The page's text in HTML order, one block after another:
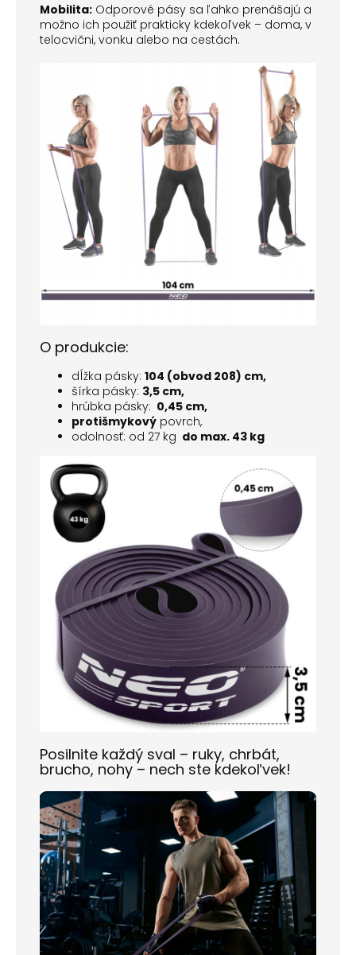
Mobilita: Odporové pásy sa ľahko prenášajú a
možno ich použiť prakticky kdekoľvek – doma, v
telocvični, vonku alebo na cestách.
O produkcie:
dĺžka pásky: 104 (obvod 208) cm,
šírka pásky: 3,5 cm,
hrúbka pásky: 0,45 cm,
protišmykový povrch,
odolnosť: od 27 kg do max. 43 kg
Posilnite každý sval – ruky, chrbát,
brucho, nohy – nech ste kdekoľvek!